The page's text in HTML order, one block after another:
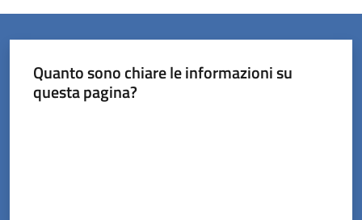
Quanto sono chiare le informazioni su
questa pagina?